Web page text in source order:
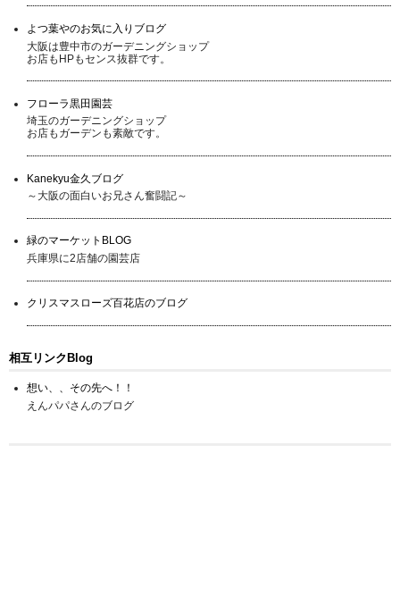
よつ葉やのお気に入りブログ
大阪は豊中市のガーデニングショップ
お店もHPもセンス抜群です。
フローラ黒田園芸
埼玉のガーデニングショップ
お店もガーデンも素敵です。
Kanekyu金久ブログ
～大阪の面白いお兄さん奮闘記～
緑のマーケットBLOG
兵庫県に2店舗の園芸店
クリスマスローズ百花店のブログ
相互リンクBlog
想い、、その先へ！！
えんパパさんのブログ